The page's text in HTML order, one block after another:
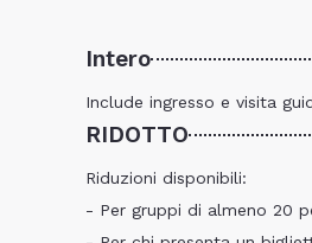
Intero
Include ingresso e visita
RIDOTTO
Riduzioni disponibili:
- Per gruppi di almeno 20